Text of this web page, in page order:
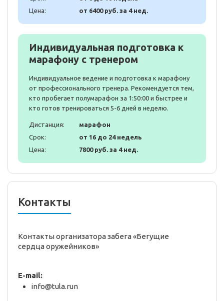
Цена:
от 6400 руб. за 4 нед.
Индивидуальная подготовка к
марафону с тренером
Индивидуальное ведение и подготовка к марафону
от профессионального тренера. Рекомендуется тем,
кто пробегает полумарафон за 1:50:00 и быстрее и
кто готов тренироваться 5-6 дней в неделю.
Дистанция:
марафон
Срок:
от 16 до 24 недель
Цена:
7800 руб. за 4 нед.
Контакты
Контакты организатора забега «Бегущие
сердца оружейников»
E-mail:
info@tula.run